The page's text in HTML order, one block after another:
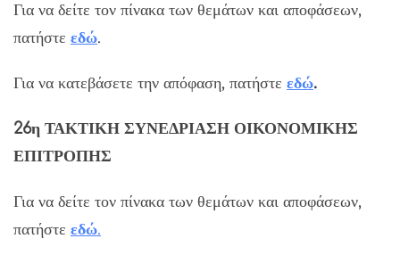
Για να δείτε τον πίνακα των θεμάτων και αποφάσεων,
πατήστε εδώ.
Για να κατεβάσετε την απόφαση, πατήστε εδώ.
26η ΤΑΚΤΙΚΗ ΣΥΝΕΔΡΙΑΣΗ ΟΙΚΟΝΟΜΙΚΗΣ
ΕΠΙΤΡΟΠΗΣ
Για να δείτε τον πίνακα των θεμάτων και αποφάσεων,
πατήστε εδώ.